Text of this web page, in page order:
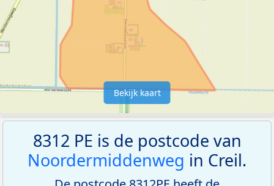
Bekijk kaart
8312 PE is de postcode van
Noordermiddenweg in Creil.